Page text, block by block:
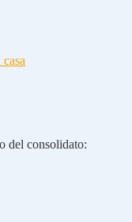
del consolidato: